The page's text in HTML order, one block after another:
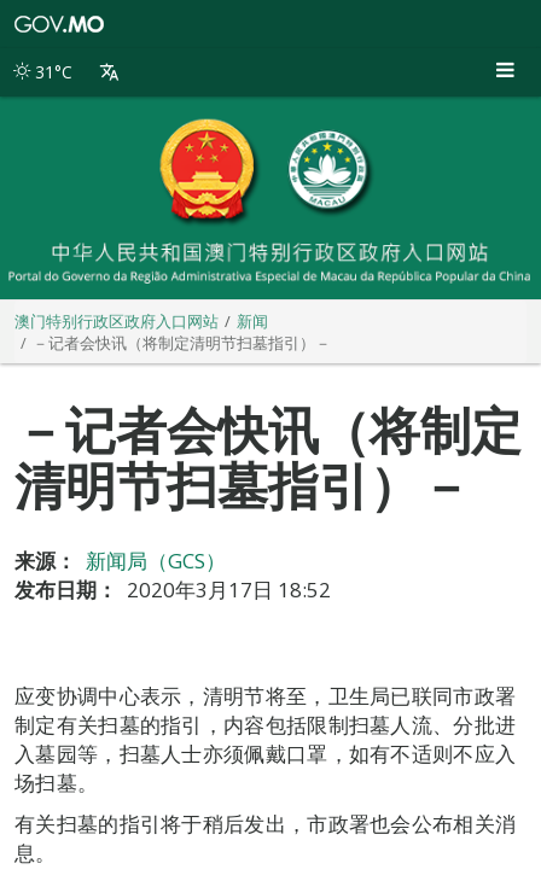
别
31°C
澳门特别行政区政府入口网站
新闻
－记者会快讯（将制定清明节扫墓指引）－
－记者会快讯（将制定
清明节扫墓指引）－
来源：
新闻局（GCS）
发布日期：
2020年3月17日 18:52
应变协调中心表示，清明节将至，卫生局已联同市政署
制定有关扫墓的指引，内容包括限制扫墓人流、分批进
入墓园等，扫墓人士亦须佩戴口罩，如有不适则不应入
场扫墓。
有关扫墓的指引将于稍后发出，市政署也会公布相关消
息。